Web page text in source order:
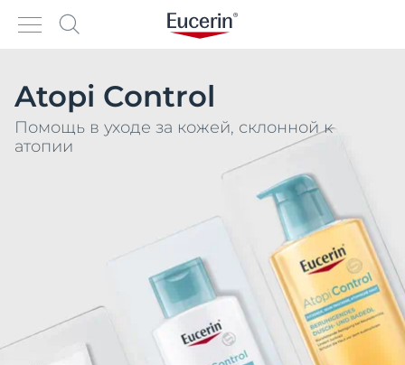
Atopi Control
Помощь в уходе за кожей, склонной к
атопии